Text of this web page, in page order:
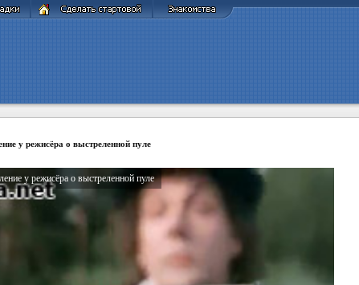
у режисёра о выстреленной пуле
у режисёра о выстреленной пуле